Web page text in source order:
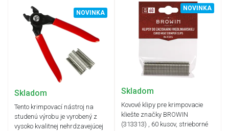
NOVINKA
Skladom
Tento krimpovací nástroj na
studenú výrobu je vyrobený z
vysoko kvalitnej nehrdzavejúcej
NOVINKA
Skladom
Kovové klipy pre krimpovacie
kliešte značky BROWIN
(313313) , 60 kusov, strieborné